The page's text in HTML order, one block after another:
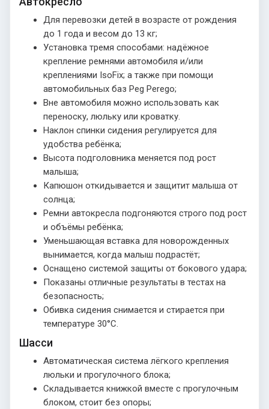
Для перевозки детей в возрасте от рождения
до 1 года и весом до 13 кг;
Установка тремя способами: надёжное
крепление ремнями автомобиля и/или
креплениями IsoFix; а также при помощи
автомобильных баз Peg Perego;
Вне автомобиля можно использовать как
переноску, люльку или кроватку.
Наклон спинки сидения регулируется для
удобства ребёнка;
Высота подголовника меняется под рост
малыша;
Капюшон откидывается и защитит малыша от
солнца;
Ремни автокресла подгоняются строго под рост
и объёмы ребёнка;
Уменьшающая вставка для новорожденных
вынимается, когда малыш подрастёт;
Оснащено системой защиты от бокового удара;
Показаны отличные результаты в тестах на
безопасность;
Обивка сидения снимается и стирается при
температуре 30°С.
Шасси
Автоматическая система лёгкого крепления
люльки и прогулочного блока;
Складывается книжкой вместе с прогулочным
блоком, стоит без опоры;